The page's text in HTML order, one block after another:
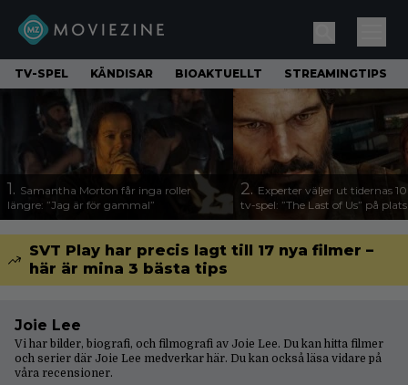
TV-SPEL KÄNDISAR BIOAKTUELLT STREAMINGTIPS
1. Samantha Morton får inga roller
längre: ”Jag är för gammal”
2. Experter väljer ut tidernas
tv-spel: ”The Last of Us” på
SVT Play har precis lagt till 17 nya filmer –
här är mina 3 bästa tips
Joie Lee
Vi har bilder, biografi, och filmografi av Joie Lee. Du kan hitta filmer
och serier där Joie Lee medverkar här. Du kan också läsa vidare på
våra recensioner.